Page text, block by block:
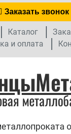
Заказать звонок
Каталог
и оплата